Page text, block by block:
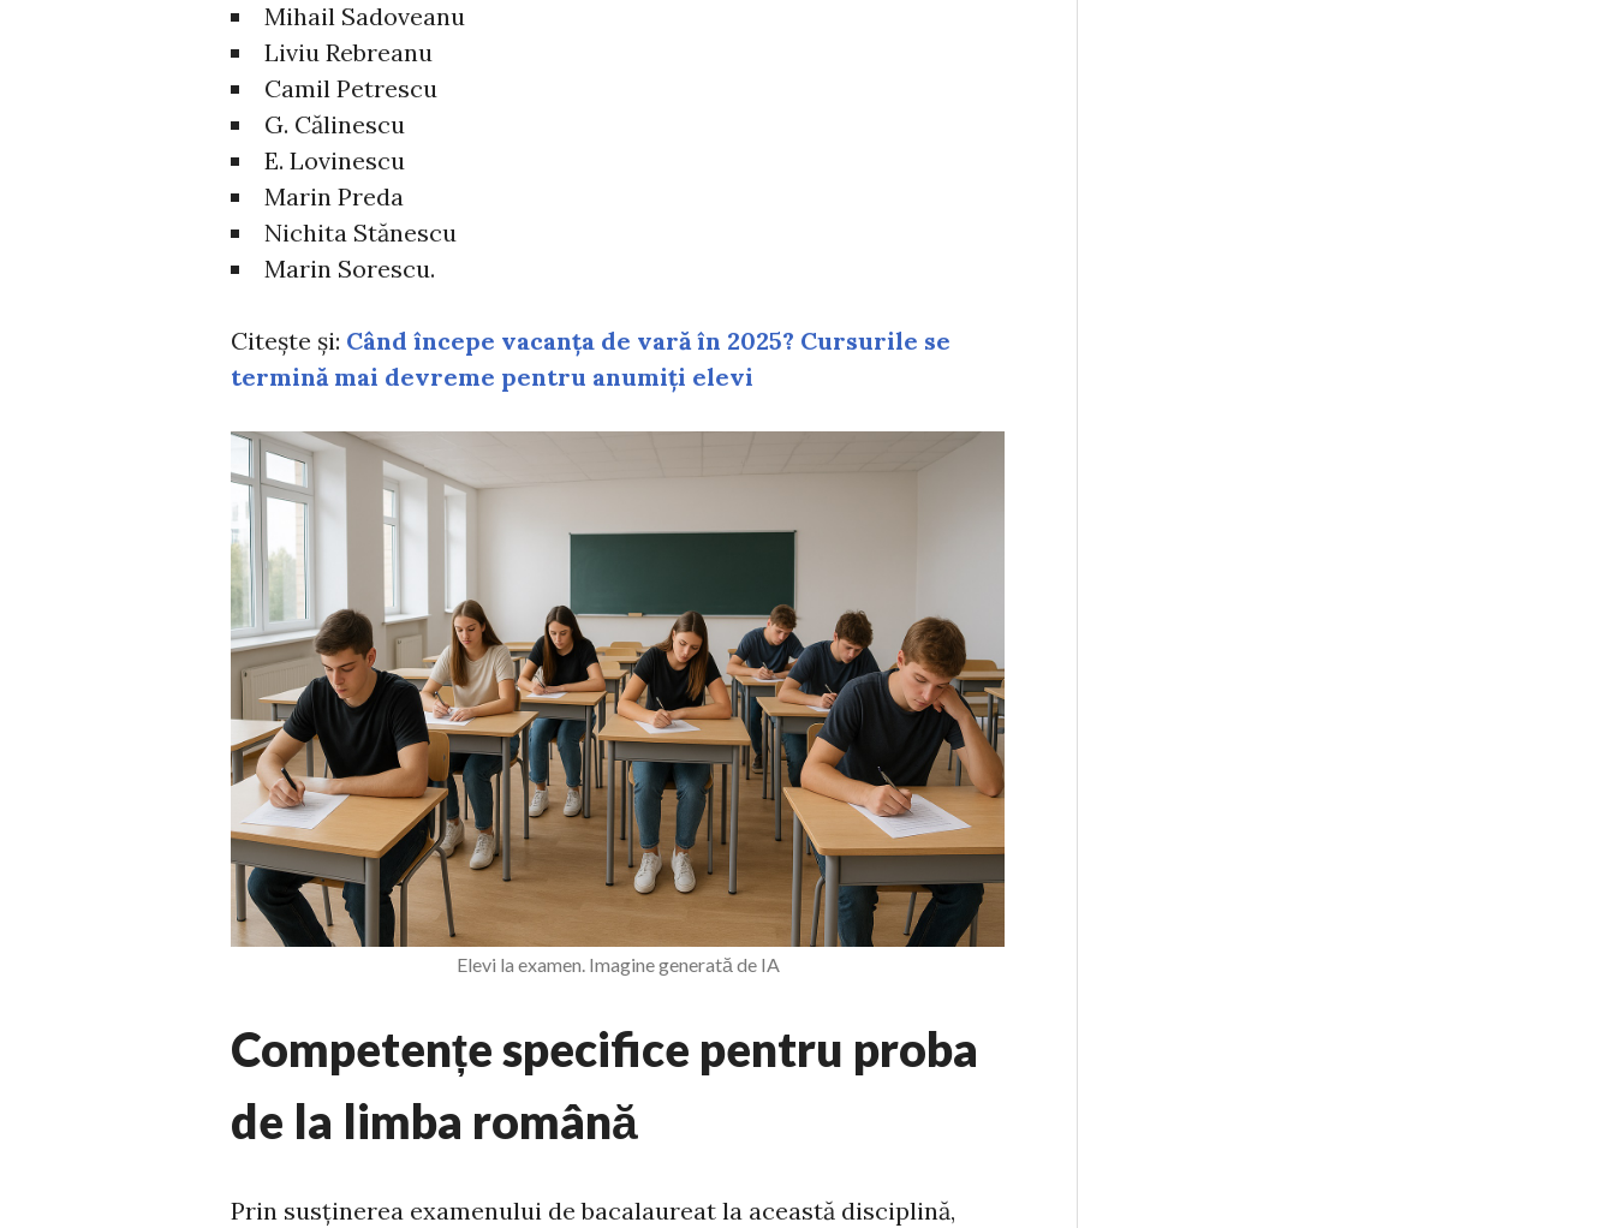
Mihail Sadoveanu
Liviu Rebreanu
Camil Petrescu
G. Călinescu
E. Lovinescu
Marin Preda
Nichita Stănescu
Marin Sorescu.
Citește și: Când începe vacanța de vară în 2025? Cursurile se
termină mai devreme pentru anumiți elevi
Elevi la examen. Imagine generată de IA
Competențe specifice pentru proba
de la limba română
Prin susţinerea examenului de bacalaureat la această disciplină,